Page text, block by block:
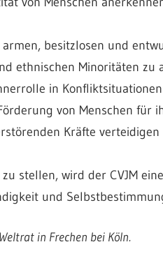
besitzlosen und
ethnischen Minoritäten zu
in
von Menschen für
Kräfte
stellen, wird der CVJM
und
in Frechen bei Köln.